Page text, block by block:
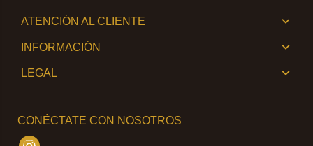
ATENCIÓN AL CLIENTE
INFORMACIÓN
LEGAL
CONÉCTATE CON NOSOTROS